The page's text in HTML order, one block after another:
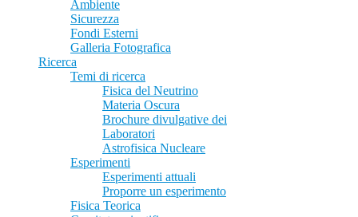
Ambiente
Sicurezza
Fondi Esterni
Galleria Fotografica
Ricerca
Temi di ricerca
Fisica del Neutrino
Materia Oscura
Brochure divulgative dei
Laboratori
Astrofisica Nucleare
Esperimenti
Esperimenti attuali
Proporre un esperimento
Fisica Teorica